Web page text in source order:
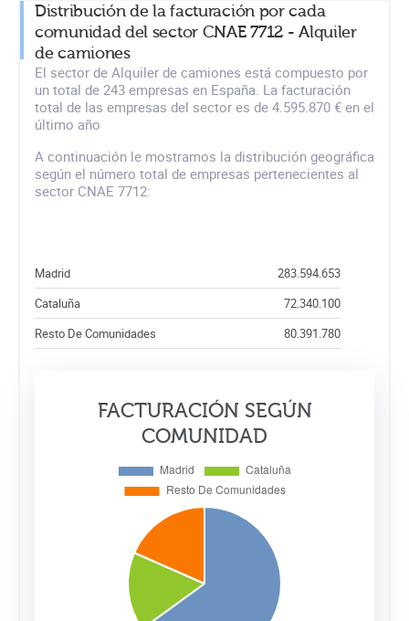
Distribución de la facturación por cada
comunidad del sector CNAE 7712 - Alquiler
de camiones
El sector de Alquiler de camiones está compuesto por
un total de 243 empresas en España. La facturación
total de las empresas del sector es de 4.595.870 € en el
último año
A continuación le mostramos la distribución geográfica
según el número total de empresas pertenecientes al
sector CNAE 7712:
Madrid
283.594.653
Cataluña
72.340.100
Resto De Comunidades
80.391.780
FACTURACIÓN SEGÚN
COMUNIDAD